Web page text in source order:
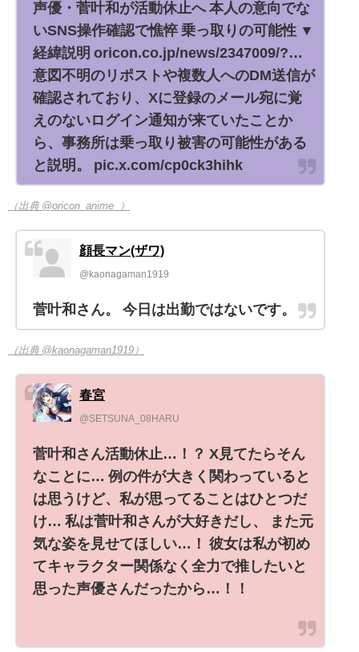
声優・菅叶和が活動休止へ 本人の意向でな
いSNS操作確認で憔悴 乗っ取りの可能性 ▼
経緯説明 oricon.co.jp/news/2347009/?…
意図不明のリポストや複数人へのDM送信が
確認されており、Xに登録のメール宛に覚
えのないログイン通知が来ていたことか
ら、事務所は乗っ取り被害の可能性がある
と説明。 pic.x.com/cp0ck3hihk
（出典 @oricon_anime_）
顔長マン(ザワ)
@kaonagaman1919
菅叶和さん。 今日は出勤ではないです。
（出典 @kaonagaman1919）
春宮
@SETSUNA_08HARU
菅叶和さん活動休止…！？ X見てたらそん
なことに… 例の件が大きく関わっていると
は思うけど、私が思ってることはひとつだ
け… 私は菅叶和さんが大好きだし、 また元
気な姿を見せてほしい…！ 彼女は私が初め
てキャラクター関係なく全力で推したいと
思った声優さんだったから…！！